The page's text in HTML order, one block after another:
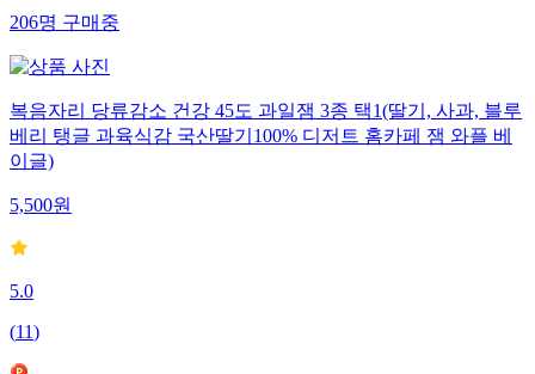
206명구매중
복음자리 당류감소 건강 45도 과일잼 3종 택1(딸기, 사과, 블루
베리 탱글 과육식감 국산딸기100% 디저트 홈카페 잼 와플 베
이글)
5,500원
5.0
(11)